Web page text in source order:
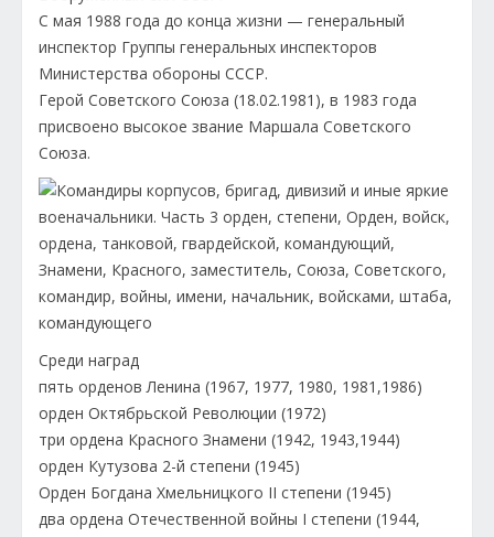
С мая 1988 года до конца жизни — генеральный
инспектор Группы генеральных инспекторов
Министерства обороны СССР.
Герой Советского Союза (18.02.1981), в 1983 года
присвоено высокое звание Маршала Советского
Союза.
Среди наград
пять орденов Ленина (1967, 1977, 1980, 1981,1986)
орден Октябрьской Революции (1972)
три ордена Красного Знамени (1942, 1943,1944)
орден Кутузова 2-й степени (1945)
Орден Богдана Хмельницкого II степени (1945)
два ордена Отечественной войны I степени (1944,